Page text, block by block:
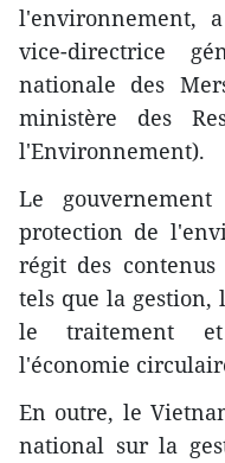
l'environnement,
vice-directrice
nationale des
ministère des
l'Environnement).
Le
protection de
régit des
tels que la gestion,
le traitement
l'économie
En outre, le
national sur la